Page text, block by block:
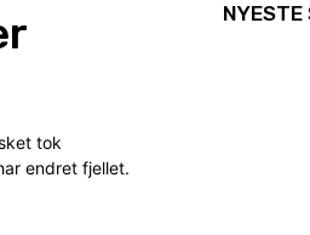
tok
endret fjellet.
NYESTE